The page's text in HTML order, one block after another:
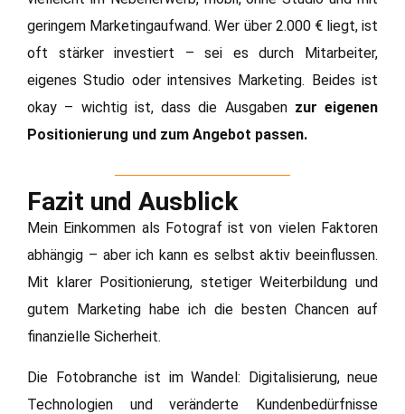
geringem Marketingaufwand. Wer über 2.000 € liegt, ist
oft stärker investiert – sei es durch Mitarbeiter,
eigenes Studio oder intensives Marketing. Beides ist
okay – wichtig ist, dass die Ausgaben zur eigenen
Positionierung und zum Angebot passen.
Fazit und Ausblick
Mein Einkommen als Fotograf ist von vielen Faktoren
abhängig – aber ich kann es selbst aktiv beeinflussen.
Mit klarer Positionierung, stetiger Weiterbildung und
gutem Marketing habe ich die besten Chancen auf
finanzielle Sicherheit.
Die Fotobranche ist im Wandel: Digitalisierung, neue
Technologien und veränderte Kundenbedürfnisse